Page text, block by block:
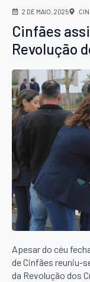
2 DE MAIO, 2025
Cinfães
Revolução
Apesar do céu
de Cinfães reuniu-
da Revolução dos